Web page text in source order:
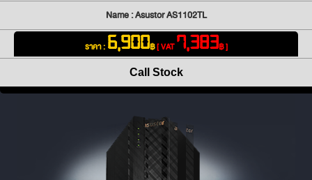
Name : Asustor AS1102TL
ราคา : 6,900฿[ VAT7,383฿ ]
Call Stock